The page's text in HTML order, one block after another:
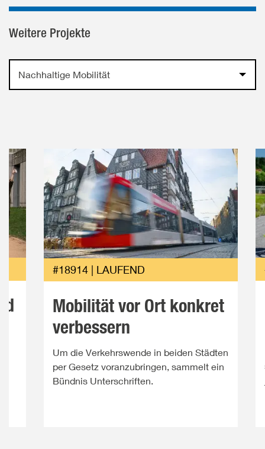
Weitere Projekte
Nachhaltige Mobilität
#18914 | LAUFEND
Mobilität vor Ort konkret
verbessern
Um die Verkehrswende in beiden Städten
per Gesetz voranzubringen, sammelt ein
Bündnis Unterschriften.